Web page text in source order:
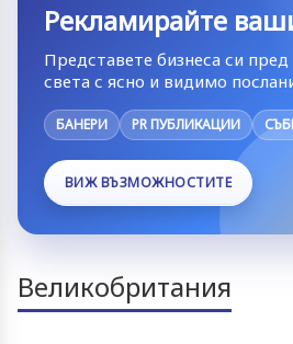
Рекламирайте
Представете бизнеса си
света с ясно и видимо
БАНЕРИ PR ПУБЛИКАЦИИ
ВИЖ ВЪЗМОЖНОСТИТЕ
Великобритания